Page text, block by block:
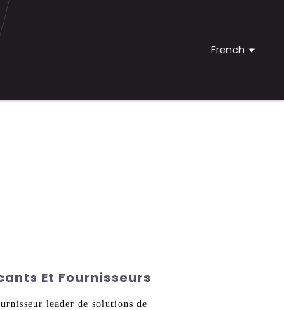
French
Et Fournisseurs
leader de solutions de